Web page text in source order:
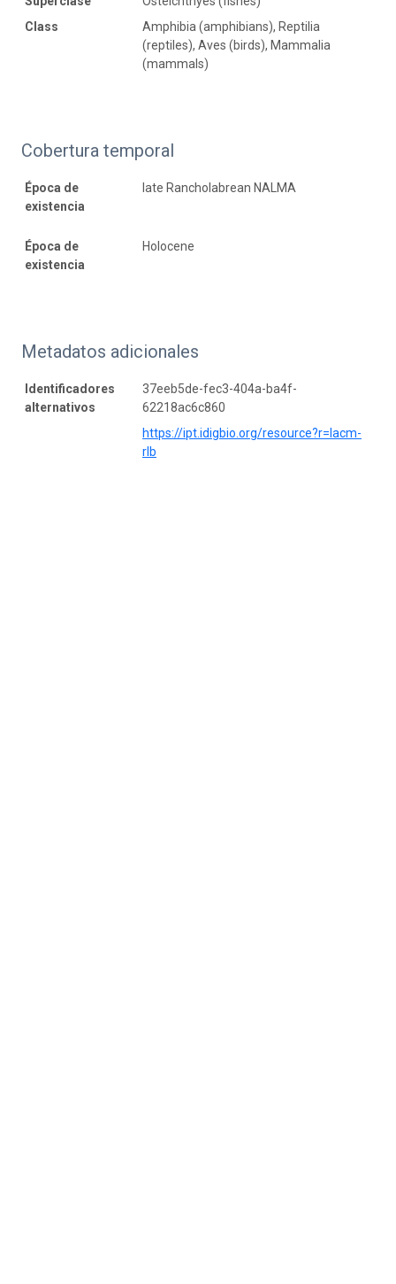
Class
Amphibia (amphibians), Reptilia
(reptiles), Aves (birds), Mammalia
(mammals)
Cobertura temporal
Época de
existencia
late Rancholabrean NALMA
Época de
existencia
Holocene
Metadatos adicionales
Identificadores
alternativos
37eeb5de-fec3-404a-ba4f-
62218ac6c860
https://ipt.idigbio.org/resource?r=lacm-
rlb